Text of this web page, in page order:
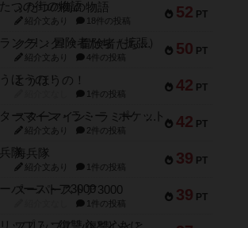
52 PT
ふたつの街の物語
紹介文あり 18件の投稿
50 PT
クランク! ：冒険者たち（拡張）
紹介文あり 4件の投稿
42 PT
とうほうの！
1件の投稿
42 PT
スターマイン・ラミー ポケット
紹介文あり 2件の投稿
39 PT
海兵隊
紹介文あり 1件の投稿
39 PT
スーパーストア3000
1件の投稿